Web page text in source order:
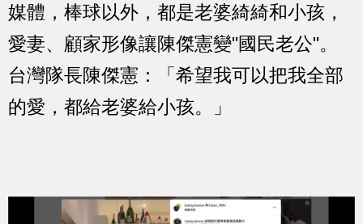
媒體，棒球以外，都是老婆綺綺和小孩，
愛妻、顧家形像讓陳傑憲變"國民老公"。
台灣隊長陳傑憲：「希望我可以把我全部
的愛，都給老婆給小孩。」